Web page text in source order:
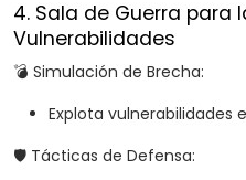
4. Sala de Guerra para
Vulnerabilidades
💣 Simulación de Brecha:
Explota vulnerabilidades
🛡️ Tácticas de Defensa: